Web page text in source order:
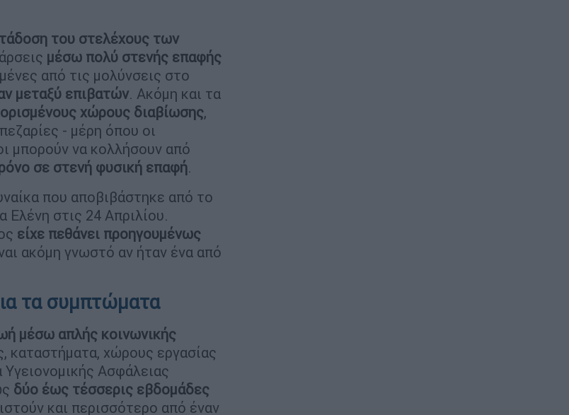
του στελέχους των
μέσω πολύ στενής επαφής
από τις μολύνσεις στο
μεταξύ επιβατών. Ακόμη και τα
χώρους διαβίωσης,
- μέρη όπου οι
μπορούν να κολλήσουν από
σε στενή φυσική επαφή.
που αποβιβάστηκε από το
στις 24 Απριλίου.
είχε πεθάνει προηγουμένως
ακόμη γνωστό αν ήταν ένα από
τα συμπτώματα
μέσω απλής κοινωνικής
χώρους εργασίας
Ασφάλειας
δύο έως τέσσερις εβδομάδες
και περισσότερο από έναν